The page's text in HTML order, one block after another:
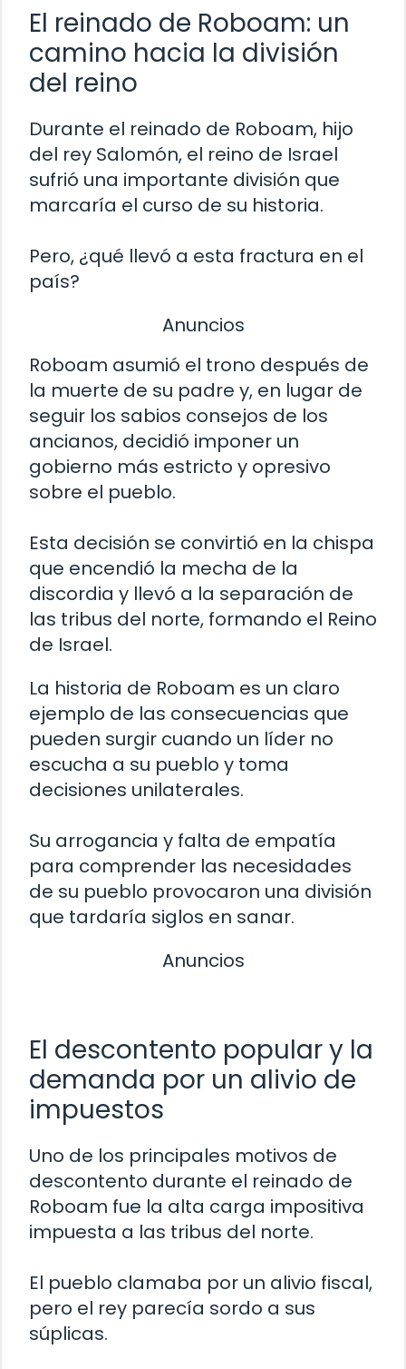
El reinado de Roboam: un
camino hacia la división
del reino
Durante el reinado de Roboam, hijo
del rey Salomón, el reino de Israel
sufrió una importante división que
marcaría el curso de su historia.
Pero, ¿qué llevó a esta fractura en el
país?
Anuncios
Roboam asumió el trono después de
la muerte de su padre y, en lugar de
seguir los sabios consejos de los
ancianos, decidió imponer un
gobierno más estricto y opresivo
sobre el pueblo.
Esta decisión se convirtió en la chispa
que encendió la mecha de la
discordia y llevó a la separación de
las tribus del norte, formando el Reino
de Israel.
La historia de Roboam es un claro
ejemplo de las consecuencias que
pueden surgir cuando un líder no
escucha a su pueblo y toma
decisiones unilaterales.
Su arrogancia y falta de empatía
para comprender las necesidades
de su pueblo provocaron una división
que tardaría siglos en sanar.
Anuncios
El descontento popular y la
demanda por un alivio de
impuestos
Uno de los principales motivos de
descontento durante el reinado de
Roboam fue la alta carga impositiva
impuesta a las tribus del norte.
El pueblo clamaba por un alivio fiscal,
pero el rey parecía sordo a sus
súplicas.